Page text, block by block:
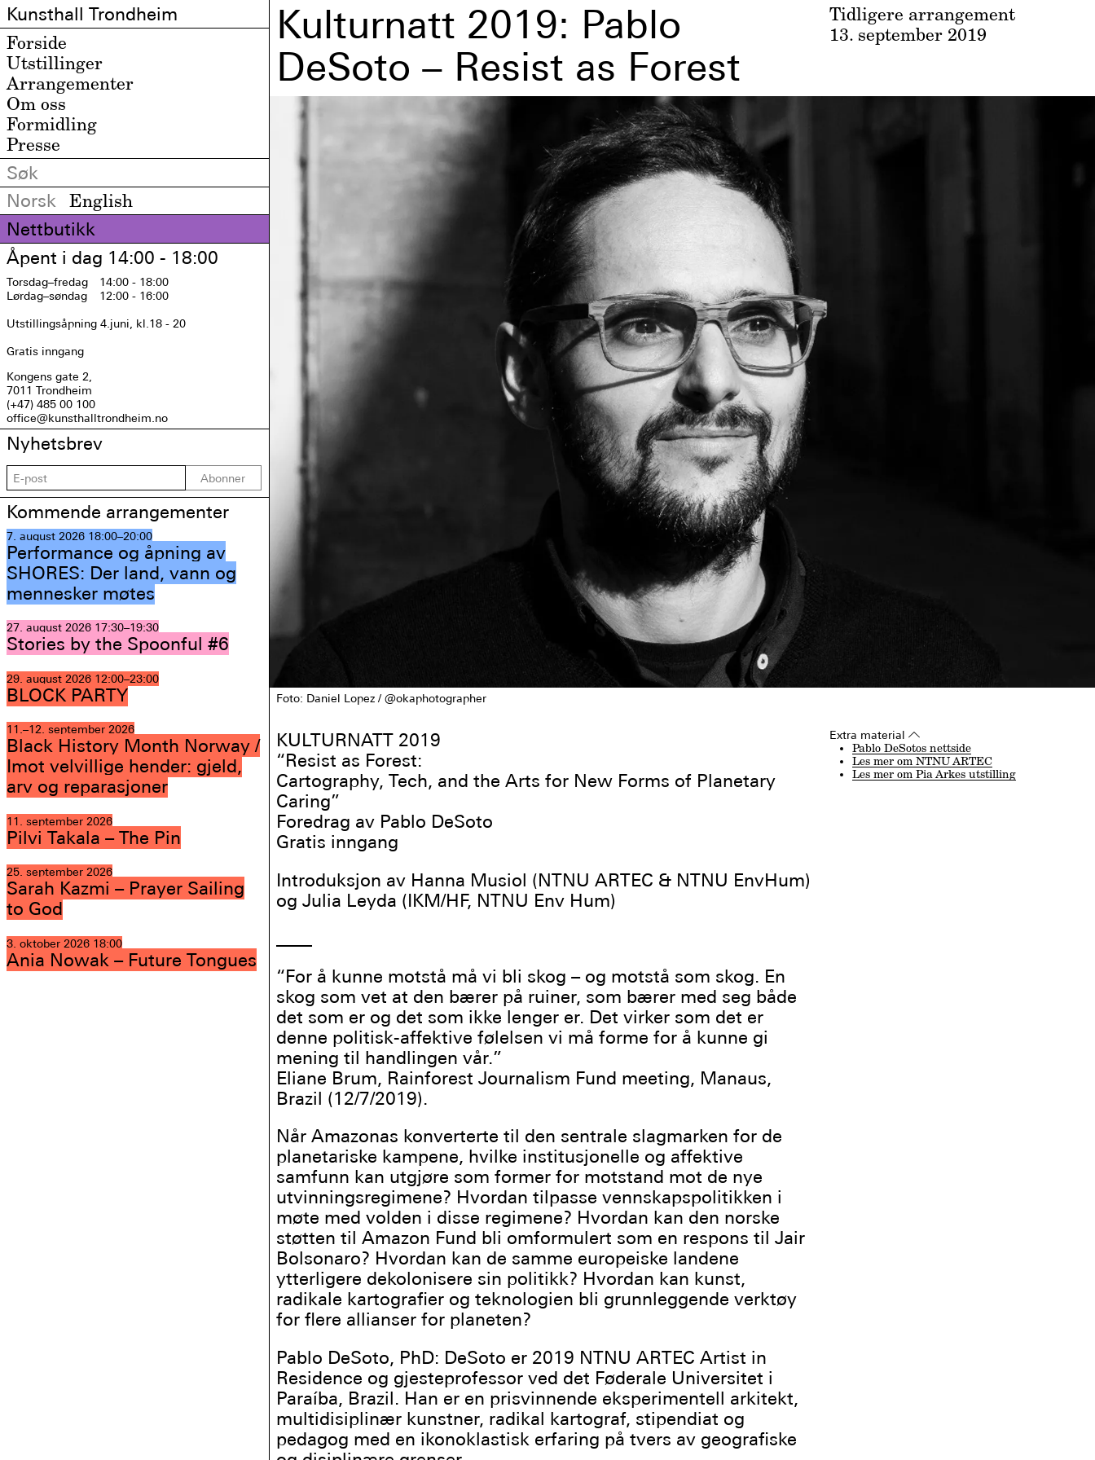
Kunsthall Trondheim
Forside
Utstillinger
Arrangementer
Om oss
Formidling
Presse
Norsk
English
Nettbutikk
Åpent i dag 14:00 - 18:00
Torsdag–fredag
14:00 - 18:00
Lørdag–søndag 12:00 - 16:00
Utstillingsåpning 4.juni, kl.18 - 20
Gratis inngang
Kongens gate 2,
7011 Trondheim
(+47) 485 00 100
office@kunsthalltrondheim.no
Nyhetsbrev
Abonner
Kommende arrangementer
7. august 2026 18:00–20:00
Performance og åpning av
SHORES: Der land, vann og
mennesker møtes
27. august 2026 17:30–19:30
Stories by the Spoonful #6
29. august 2026 12:00–23:00
BLOCK PARTY
11.–12. september 2026
Black History Month Norway /
Imot velvillige hender: gjeld,
arv og reparasjoner
11. september 2026
Pilvi Takala – The Pin
25. september 2026
Sarah Kazmi – Prayer Sailing
to God
3. oktober 2026 18:00
Ania Nowak – Future Tongues
Tidligere arrangement
13. september 2019
Kulturnatt 2019: Pablo
DeSoto – Resist as Forest
Foto: Daniel Lopez / @okaphotographer
KULTURNATT 2019
“Resist as Forest:
Cartography, Tech, and the Arts for New Forms of Planetary
Caring”
Foredrag av Pablo DeSoto
Gratis inngang
Introduksjon av Hanna Musiol (NTNU ARTEC & NTNU EnvHum)
og Julia Leyda (IKM/HF, NTNU Env Hum)
“For å kunne motstå må vi bli skog – og motstå som skog. En
skog som vet at den bærer på ruiner, som bærer med seg både
det som er og det som ikke lenger er. Det virker som det er
denne politisk-affektive følelsen vi må forme for å kunne gi
mening til handlingen vår.”
Eliane Brum, Rainforest Journalism Fund meeting, Manaus,
Brazil (12/7/2019).
Når Amazonas konverterte til den sentrale slagmarken for de
planetariske kampene, hvilke institusjonelle og affektive
samfunn kan utgjøre som former for motstand mot de nye
utvinningsregimene? Hvordan tilpasse vennskapspolitikken i
møte med volden i disse regimene? Hvordan kan den norske
støtten til Amazon Fund bli omformulert som en respons til Jair
Bolsonaro? Hvordan kan de samme europeiske landene
ytterligere dekolonisere sin politikk? Hvordan kan kunst,
radikale kartografier og teknologien bli grunnleggende verktøy
for flere allianser for planeten?
Pablo DeSoto, PhD: DeSoto er 2019 NTNU ARTEC Artist in
Residence og gjesteprofessor ved det Føderale Universitet i
Paraíba, Brazil. Han er en prisvinnende eksperimentell arkitekt,
multidisiplinær kunstner, radikal kartograf, stipendiat og
pedagog med en ikonoklastisk erfaring på tvers av geografiske
Extra material▵
Pablo DeSotos nettside
Les mer om NTNU ARTEC
Les mer om Pia Arkes utstilling